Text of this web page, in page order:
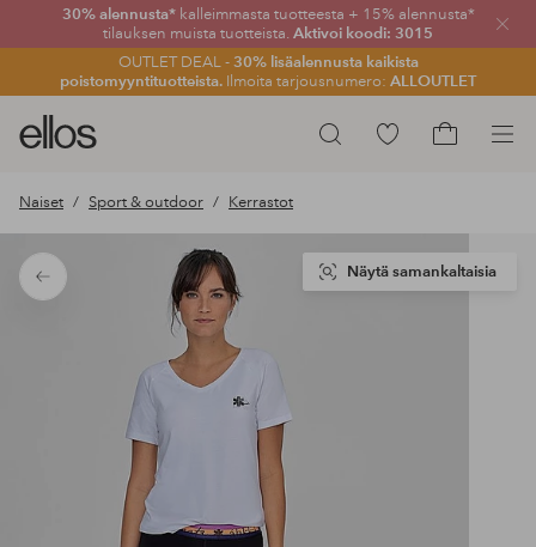
30% alennusta*kalleimmasta tuotteesta + 15% alennusta*
tilauksen muista tuotteista. Aktivoi koodi: 3015
OUTLET DEAL -30% lisäalennusta kaikista
poistomyyntituotteista. Ilmoita tarjousnumero: ALLOUTLET
Sulje
Hae
Ellos-
logo
siirry
Siirry
Naiset Sport & outdoor Kerrastot
Takaisin
Näytä samankaltaisia